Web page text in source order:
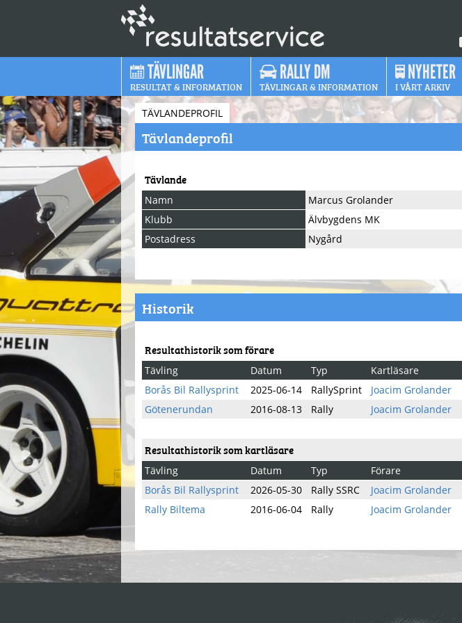
TÄVLINGAR
RESULTAT & INFORMATION
RALLY DM
TÄVLINGAR & INFORMATION
NYHETER
I VÅRT ARKIV
TÄVLANDEPROFIL
Tävlandeprofil
Tävlande
Namn
Marcus Grolander
Klubb
Älvbygdens MK
Postadress
Nygård
Historik
Resultathistorik som förare
Tävling Datum Typ Kartläsare
Borås Bil Rallysprint
2025-06-14 RallySprint Joacim Grolander
Götenerundan
2016-08-13 Rally Joacim Grolander
Resultathistorik som kartläsare
Tävling Datum Typ Förare
Borås Bil Rallysprint
2026-05-30 Rally SSRC Joacim Grolander
Rally Biltema
2016-06-04 Rally Joacim Grolander